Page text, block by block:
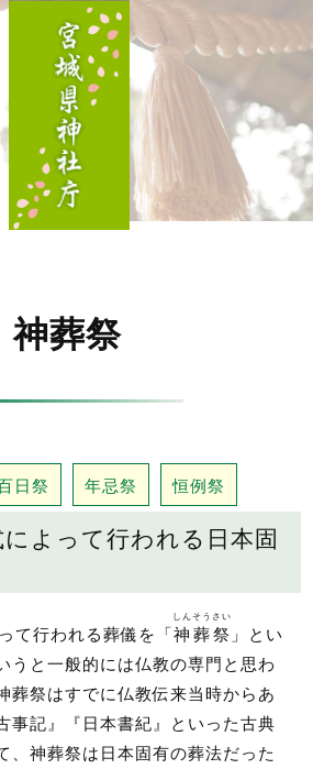
神葬祭
日祭 年忌祭 恒例祭
によって行われる日本固
て行われる葬儀を「神葬祭
しんそうさい
」とい
うと一般的には仏教の専門と思わ
葬祭はすでに仏教伝来当時からあ
事記』『日本書紀』といった古典
、神葬祭は日本固有の葬法だった